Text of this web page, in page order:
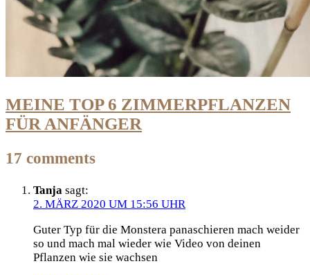
MEINE TOP 6 ZIMMERPFLANZEN
FÜR ANFÄNGER
17 comments
Tanja sagt:
2. MÄRZ 2020 UM 15:56 UHR
Guter Typ für die Monstera panaschieren mach weider
so und mach mal wieder wie Video von deinen
Pflanzen wie sie wachsen